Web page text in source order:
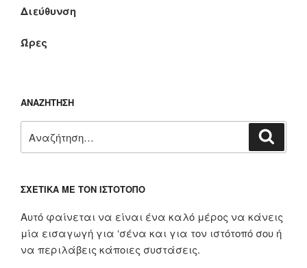
Διεύθυνση
Ώρες
ΑΝΑΖΉΤΗΣΗ
για:
ΣΧΕΤΙΚΆ ΜΕ ΤΟΝ ΙΣΤΌΤΟΠΟ
Αυτό φαίνεται να είναι ένα καλό μέρος να κάνεις
μία εισαγωγή για ‘σένα και για τον ιστότοπό σου ή
να περιλάβεις κάποιες συστάσεις.